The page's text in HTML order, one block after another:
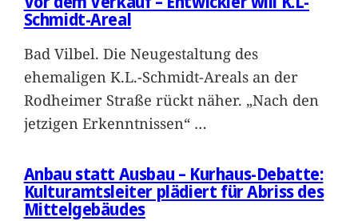
Schmidt-Areal
Bad Vilbel. Die Neugestaltung des
ehemaligen K.L.-Schmidt-Areals an der
Rodheimer Straße rückt näher. „Nach den
jetzigen Erkenntnissen“ …
Anbau statt Ausbau – Kurhaus-Debatte:
Kulturamtsleiter plädiert für Abriss des
Mittelgebäudes